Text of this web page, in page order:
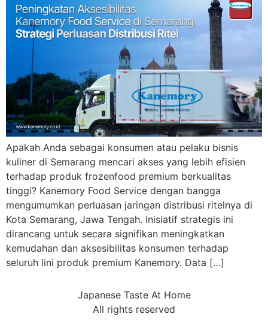
Apakah Anda sebagai konsumen atau pelaku bisnis
kuliner di Semarang mencari akses yang lebih efisien
terhadap produk frozenfood premium berkualitas
tinggi? Kanemory Food Service dengan bangga
mengumumkan perluasan jaringan distribusi ritelnya di
Kota Semarang, Jawa Tengah. Inisiatif strategis ini
dirancang untuk secara signifikan meningkatkan
kemudahan dan aksesibilitas konsumen terhadap
seluruh lini produk premium Kanemory. Data […]
Japanese Taste At Home
All rights reserved